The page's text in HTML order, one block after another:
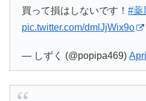
買って損はしないです！#薬
pic.twitter.com/dmlJjWix9o
— しずく (@popipa469)